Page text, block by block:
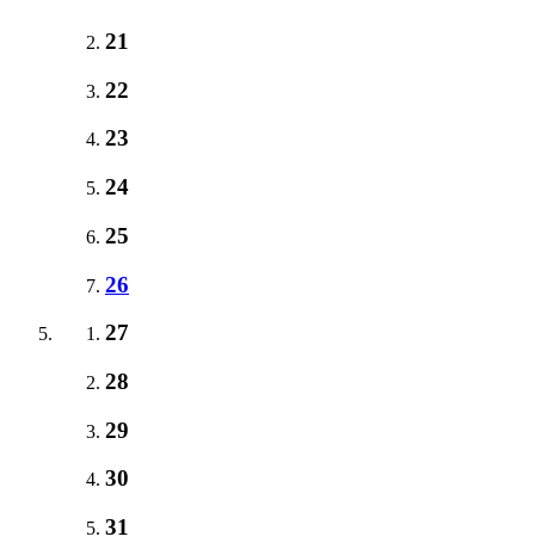
21
22
23
24
25
26
27
28
29
30
31